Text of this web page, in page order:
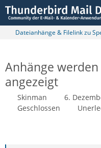
Dateianhänge & Filelink zu
Anhänge
angezeigt
Skinman
6.
Geschlossen